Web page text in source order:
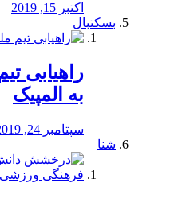
اکتبر 15, 2019
بسکتبال
راهیابی
به المپیک
سپتامبر 24, 2019
شنا